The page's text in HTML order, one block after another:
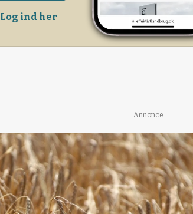
Log ind her
Annonce